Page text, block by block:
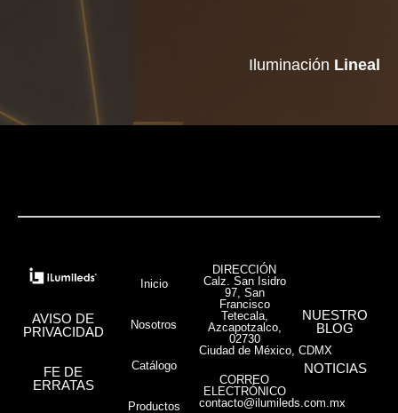
Iluminación Lineal
Iluminación Lineal
AVISO DE
PRIVACIDAD
FE DE
ERRATAS
Inicio
Nosotros
Catálogo
Productos
DIRECCIÓN
Calz. San Isidro
97, San
Francisco
Tetecala,
Azcapotzalco,
02730
Ciudad de México, CDMX
CORREO
ELECTRÓNICO
contacto@ilumileds.com.mx
NUESTRO
BLOG
NOTICIAS